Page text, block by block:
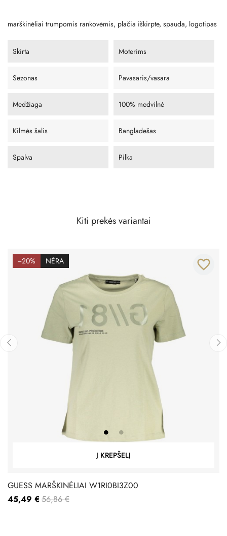
marškinėliai trumpomis rankovėmis, plačia iškirpte, spauda, ​​logotipas
Skirta Moterims
Sezonas Pavasaris/vasara
Medžiaga 100% medvilnė
Kilmės šalis Bangladešas
Spalva Pilka
Kiti prekės variantai
−20% NĖRA
Į KREPŠELĮ
favorite_border
GUESS MARŠKINĖLIAI W1RI0BI3Z00
45,49 € 56,86 €